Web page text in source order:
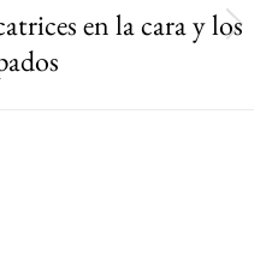
en la cara y los